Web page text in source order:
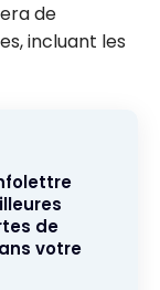
de
incluant les
de
votre